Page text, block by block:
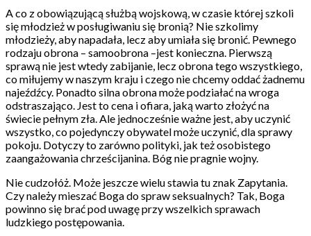
A co z obowiązującą służbą wojskową, w czasie której szkoli
się młodzież w posługiwaniu się bronią? Nie szkolimy
młodzieży, aby napadała, lecz aby umiała się bronić. Pewnego
rodzaju obrona – samoobrona –jest konieczna. Pierwszą
sprawą nie jest wtedy zabijanie, lecz obrona tego wszystkiego,
co miłujemy w naszym kraju i czego nie chcemy oddać żadnemu
najeźdźcy. Ponadto silna obrona może podziałać na wroga
odstraszająco. Jest to cena i ofiara, jaką warto złożyć na
świecie pełnym zła. Ale jednocześnie ważne jest, aby uczynić
wszystko, co pojedynczy obywatel może uczynić, dla sprawy
pokoju. Dotyczy to zarówno polityki, jak też osobistego
zaangażowania chrześcijanina. Bóg nie pragnie wojny.
Nie cudzołóż. Może jeszcze wielu stawia tu znak Zapytania.
Czy należy mieszać Boga do spraw seksualnych? Tak, Boga
powinno się brać pod uwagę przy wszelkich sprawach
ludzkiego postępowania.